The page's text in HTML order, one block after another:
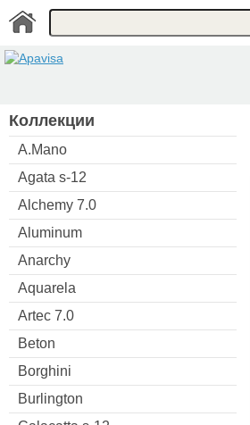
Коллекции
A.Mano
Agata s-12
Alchemy 7.0
Aluminum
Anarchy
Aquarela
Artec 7.0
Beton
Borghini
Burlington